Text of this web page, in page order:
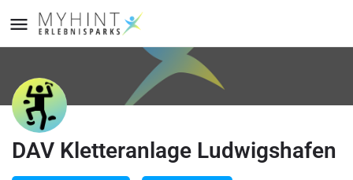
DAV Kletteranlage Ludwigshafen